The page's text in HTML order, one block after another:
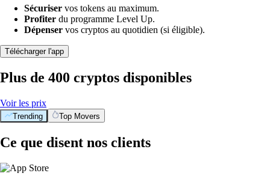
Sécuriser vos tokens au maximum.
Profiter du programme Level Up.
Dépenser vos cryptos au quotidien (si éligible).
Télécharger l'app
Plus de 400 cryptos disponibles
Voir les prix
Trending Top Movers
Ce que disent nos clients